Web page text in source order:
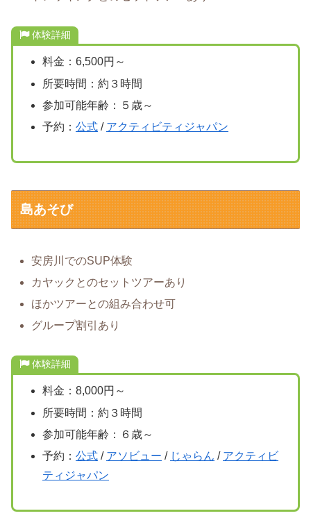
体験詳細
料金：6,500円～
所要時間：約３時間
参加可能年齢：５歳～
予約： 公式/ アクティビティジャパン
島あそび
安房川でのSUP体験
カヤックとのセットツアーあり
ほかツアーとの組み合わせ可
グループ割引あり
体験詳細
料金：8,000円～
所要時間：約３時間
参加可能年齢：６歳～
予約： 公式/ アソビュー / じゃらん / アクティビ
ティジャパン